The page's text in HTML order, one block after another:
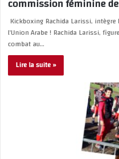
Kickboxing Rachida Larissi,
l’Union Arabe ! Rachida Larissi,
combat au…
Lire la suite »